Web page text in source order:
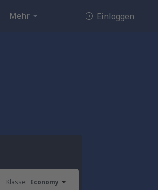
Mehr Einloggen
Klasse: Economy